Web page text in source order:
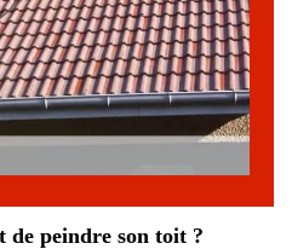
peindre son toit ?